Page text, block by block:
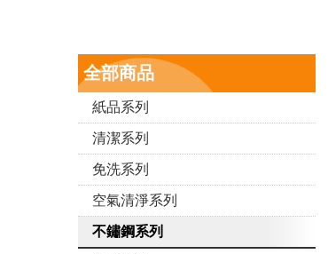
全部商品
紙品系列
清潔系列
免洗系列
空氣清淨系列
不鏽鋼系列